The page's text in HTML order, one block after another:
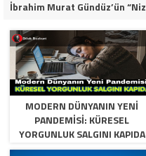
MODERN DÜNYANIN YENI
PANDEMISI: KÜRESEL
YORGUNLUK SALGINI KAPIDA